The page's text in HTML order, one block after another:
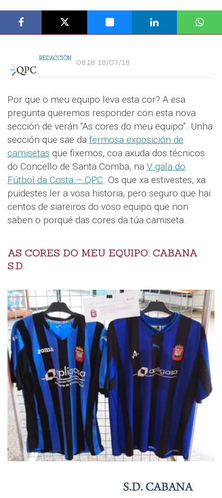
REDACCIÓN 08:18 18/07/18
Por que o meu equipo leva esta cor? A esa
pregunta queremos responder con esta nova
sección de verán “As cores do meu equipo”. Unha
sección que sae da fermosa exposición de
camisetas que fixemos, coa axuda dos técnicos
do Concello de Santa Comba, na V gala do
Fútbol da Costa – QPC. Os que xa estivestes, xa
puidestes ler a vosa historia, pero seguro que hai
centos de siareiros do voso equipo que non
saben o porqué das cores da túa camiseta.
AS CORES DO MEU EQUIPO: CABANA
S.D.